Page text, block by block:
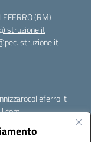
(RM)